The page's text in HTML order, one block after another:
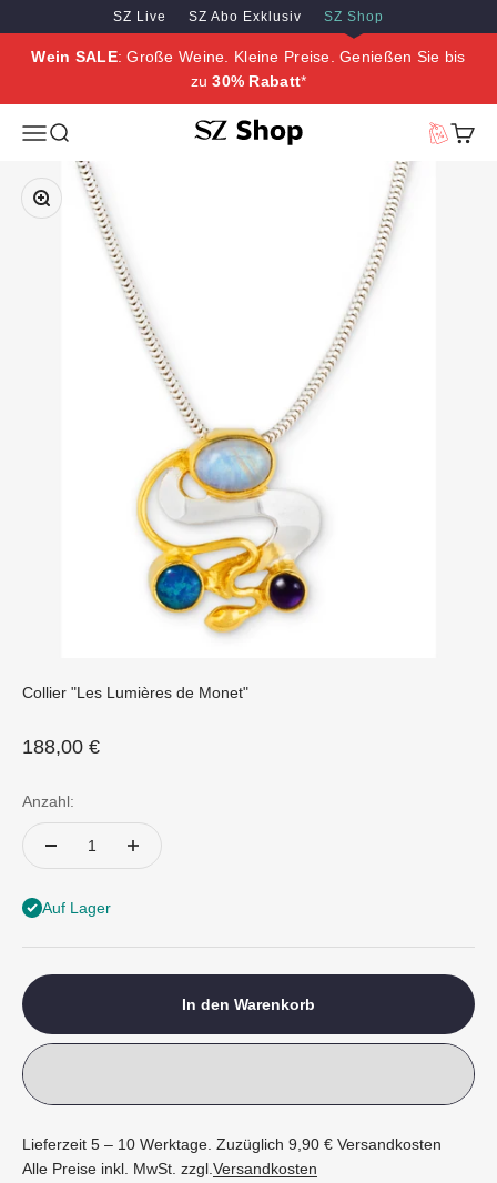
Zum Inhalt springen
Zum Hauptinhalt springen
SZ Live SZ Abo Exklusiv SZ Shop
Wein SALE: Große Weine. Kleine Preise. Genießen Sie bis
zu30% Rabatt*
MenüSuche SZ Erleben
Bild vergrößern
Collier "Les Lumières de Monet"
Angebot
188,00 €
Anzahl:
Auf Lager
In den Warenkorb
Lieferzeit 5 – 10 Werktage. Zuzüglich 9,90 € Versandkosten
Alle Preise inkl. MwSt. zzgl.Versandkosten